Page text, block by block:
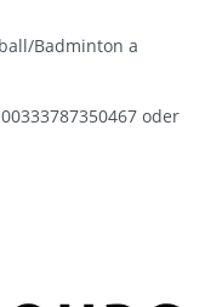
Badminton a
oder